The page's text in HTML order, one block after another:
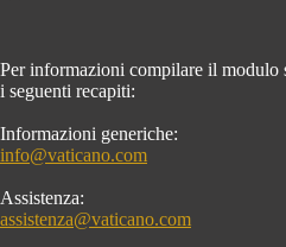
Per informazioni compilare il modulo
i seguenti recapiti:
Informazioni generiche:
info@vaticano.com
Assistenza:
assistenza@vaticano.com